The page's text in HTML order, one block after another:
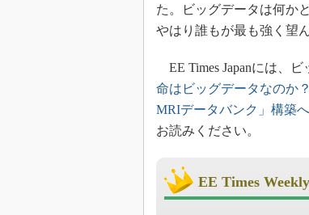
た。ビッグデータは何か
やはり誰もが最も強く望
EE Times Japanには、
命はビッグデータなのか？
MRIデータバンク」構築へ
お読みください。
EE Times